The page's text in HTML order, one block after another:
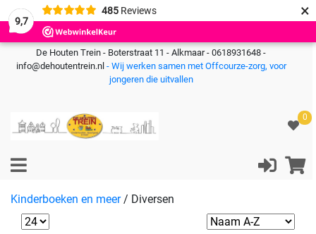
9,7
485 Reviews ×
De Houten Trein - Boterstraat 11 - Alkmaar - 0618931648 -
info@dehoutentrein.nl - Wij werken samen met Offcourze-zorg, voor
jongeren die uitvallen
0
Kinderboeken en meer / Diversen